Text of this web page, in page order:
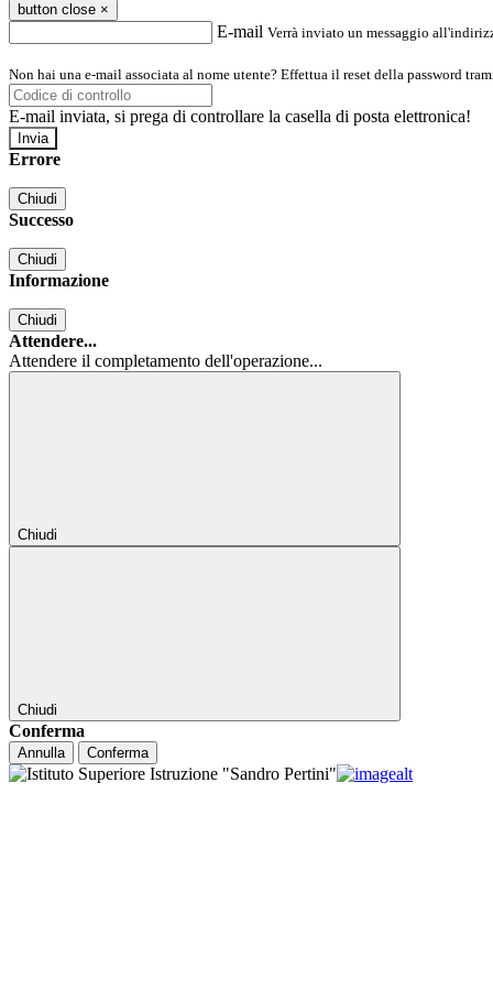
button close ×
E-mail Verrà inviato un messaggio
Non hai una e-mail associata al nome utente? Effettua il reset della password
E-mail inviata, si prega di controllare la casella di posta elettronica!
Errore
Chiudi
Successo
Chiudi
Informazione
Chiudi
Attendere...
Attendere il completamento dell'operazione...
Chiudi
Chiudi
Conferma
Annulla Conferma